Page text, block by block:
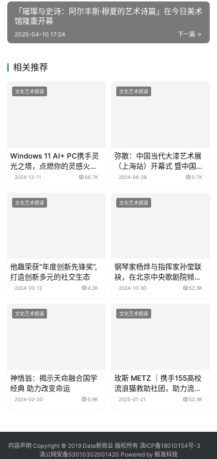
「璀璨与史诗：阿尔丰斯·穆夏的艺术诗篇」在今日美术
馆隆重开幕
下一篇
2025-04-10 17:24
相关推荐
文化艺术频道
Windows 11 AI+ PC携手灵
光之塔，点燃你的灵感火
花！
2024-12-11 56.7K
文化艺术频道
弥散：中国当代大漆艺术展
（上海站）开幕式 暨中国当
代漆艺术教学、理论与创作
2024-06-28 5.7K
文化艺术频道
他趣荣获“年度创新先锋奖”,
打造创新多元的社交生态
2024-03-12 4.2K
文化艺术频道
钢琴家杨烨与指挥家孙莹联
袂，在北京中央歌剧院倾情
奏响“钢琴之夜”音乐会
2024-10-30 52.3K
文化艺术频道
神悟翁：揭示天命融合国学
经典 助力改变命运
2024-02-20 5.9K
文化艺术频道
玫斯 METZ ｜携手155高校
流浪猫救助社团，助力流浪
猫温暖过冬！
2025-01-21 52.4K
内容声明 Copyright © 2019 Data新商业 版权所有 滇ICP备18010154号-3
滇公网安备53010302001420 Powered by 鲸准科技